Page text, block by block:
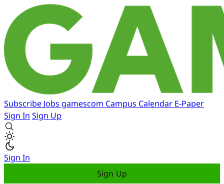
Subscribe Jobs gamescom Campus Calendar E-Paper
Sign In Sign Up
Sign In
Sign Up